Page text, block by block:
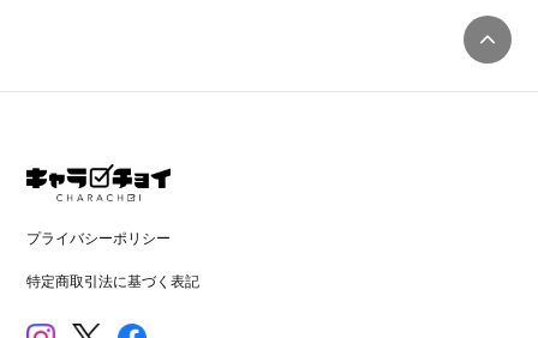
プライバシーポリシー
特定商取引法に基づく表記